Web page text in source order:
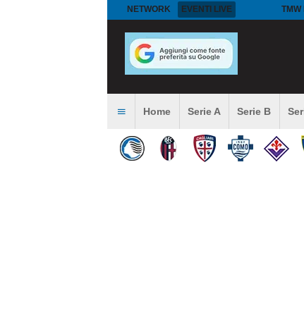
NETWORK EVENTI LIVE TMW
Home Serie A Serie B